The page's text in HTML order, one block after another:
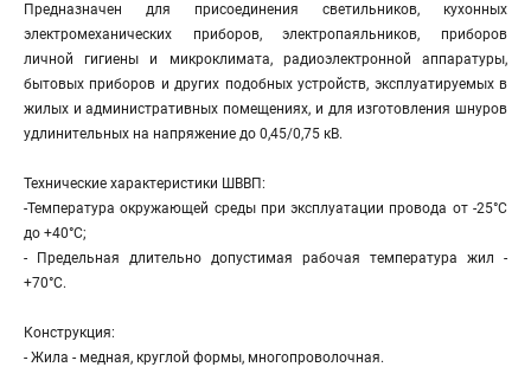
Предназначен для присоединения светильников, кухонных
электромеханических приборов, электропаяльников, приборов
личной гигиены и микроклимата, радиоэлектронной аппаратуры,
бытовых приборов и других подобных устройств, эксплуатируемых в
жилых и административных помещениях, и для изготовления шнуров
удлинительных на напряжение до 0,45/0,75 кВ.
Технические характеристики ШВВП:
-Температура окружающей среды при эксплуатации провода от -25°С
до +40°С;
- Предельная длительно допустимая рабочая температура жил -
+70°С.
Конструкция:
- Жила - медная, круглой формы, многопроволочная.